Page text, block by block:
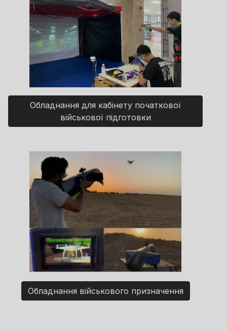
Обладнання для кабінету початкової
військової підготовки
Обладнання військового призначення